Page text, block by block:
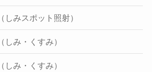
しみスポット照射）
しみ・くすみ）
しみ・くすみ）